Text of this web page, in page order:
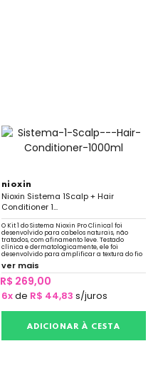
nioxin
Nioxin Sistema 1Scalp + Hair
Conditioner 1...
O Kit 1 do Sistema Nioxin Pro Clinical foi
desenvolvido para cabelos naturais, não
tratados, com afinamento leve. Testado
clínica e dermatologicamente, ele foi
desenvolvido para amplificar a textura do fio
e fortalecer a resiliência
ver mais
R$ 269,00
6xde R$ 44,83 s/juros
ADICIONAR À CESTA